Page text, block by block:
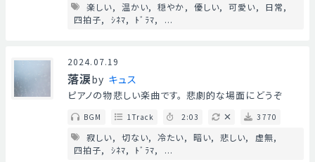
楽しい 温かい 穏やか 優しい 可愛い
日常
四拍子
ｼﾈﾏ ﾄﾞﾗﾏ ...
2024.07.19
落涙by キュス
ピアノの物悲しい楽曲です。 悲劇的な場面にどうぞ
BGM 1Track 2:03 3770
寂しい 切ない 冷たい 暗い 悲しい
虚無
四拍子
ｼﾈﾏ ﾄﾞﾗﾏ ...